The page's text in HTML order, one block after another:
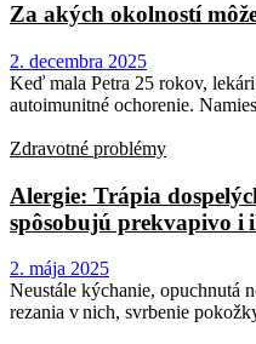
Za akých okolností
2. decembra 2025
Keď mala Petra 25 rokov,
autoimunitné ochorenie.
Zdravotné problémy
Alergie: Trápia
spôsobujú prekvapivo i
2. mája 2025
Neustále kýchanie, opuchnutá
rezania v nich, svrbenie